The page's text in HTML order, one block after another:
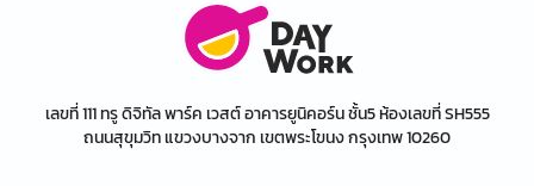
เลขที่ 111 ทรู ดิจิทัล พาร์ค เวสต์ อาคารยูนิคอร์น ชั้น5 ห้องเลขที่ SH555
ถนนสุขุมวิท แขวงบางจาก เขตพระโขนง กรุงเทพ 10260